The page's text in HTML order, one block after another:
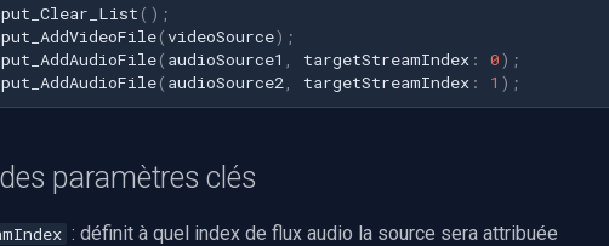
();
(videoSource);
( audioSource1 targetStreamIndex : 0);
( audioSource2 targetStreamIndex : 1 );
paramètres clés
: définit à quel index de flux audio la source sera attribuée